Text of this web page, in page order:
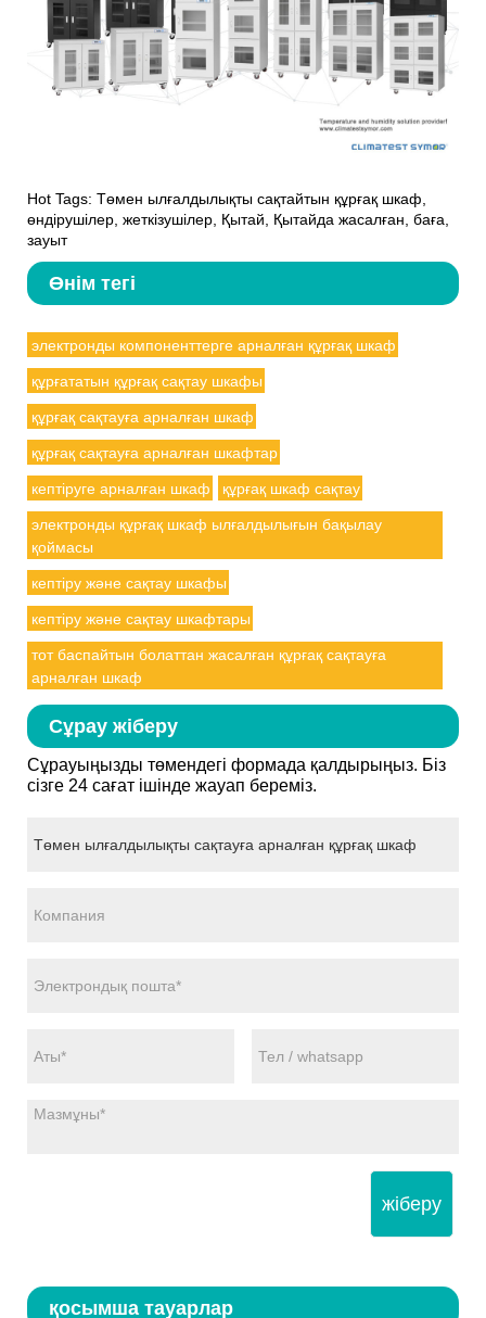
Hot Tags: Төмен ылғалдылықты сақтайтын құрғақ шкаф,
өндірушілер, жеткізушілер, Қытай, Қытайда жасалған, баға,
зауыт
Өнім тегі
электронды компоненттерге арналған құрғақ шкаф
құрғататын құрғақ сақтау шкафы
құрғақ сақтауға арналған шкаф
құрғақ сақтауға арналған шкафтар
кептіруге арналған шкаф құрғақ шкаф сақтау
электронды құрғақ шкаф ылғалдылығын бақылау
қоймасы
кептіру және сақтау шкафы
кептіру және сақтау шкафтары
тот баспайтын болаттан жасалған құрғақ сақтауға
арналған шкаф
Сұрау жіберу
Сұрауыңызды төмендегі формада қалдырыңыз. Біз
сізге 24 сағат ішінде жауап береміз.
жіберу
қосымша тауарлар